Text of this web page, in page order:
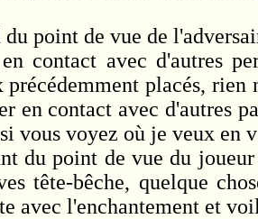
du point de vue de
contact avec d'autres
précédemment placés,
en contact avec d'autres
vous voyez où je veux en
du point de vue du
tête-bêche, quelque
avec l'enchantement et